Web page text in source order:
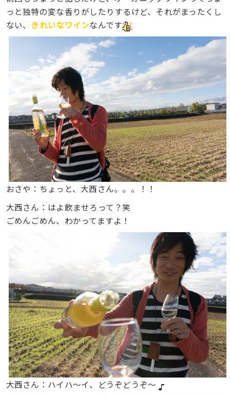
っと独特の変な香りがしたりするけど、それがまったくし
ない、 きれいなワインなんです
おさや：ちょっと、大西さん。。。！！
大西さん：はよ飲ませろって？笑
ごめんごめん、わかってますよ！
大西さん：ハイハ〜イ、どうぞどうぞ〜